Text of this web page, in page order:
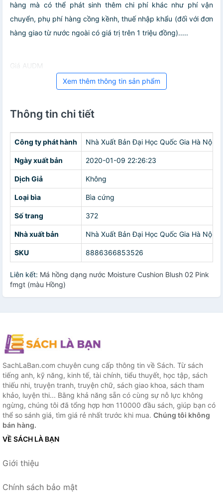
hàng mà có thể phát sinh thêm chi phí khác như phí vận
chuyển, phụ phí hàng cồng kềnh, thuế nhập khẩu (đối với đơn
hàng giao từ nước ngoài có giá trị trên 1 triệu đồng).....
Giá AUDM
Xem thêm thông tin sản phẩm
Thông tin chi tiết
Công ty phát hành Nhà Xuất Bản Đại Học Quốc Gia Hà Nội
Ngày xuất bản 2020-01-09 22:26:23
Dịch Giả Không
Loại bìa Bìa cứng
Số trang 372
Nhà xuất bản Nhà Xuất Bản Đại Học Quốc Gia Hà Nội
SKU 8886366853526
Liên kết: Má hồng dạng nước Moisture Cushion Blush 02 Pink
fmgt (màu Hồng)
SachLaBan.com chuyên cung cấp thông tin về Sách. Từ sách
tiếng anh, kỹ năng, kinh tế, tài chính, tiểu thuyết, học tập, sách
thiếu nhi, truyện tranh, truyện chữ, sách giao khoa, sách tham
khảo, luyện thi... Bằng khả năng sẵn có cùng sự nỗ lực không
ngừng, chúng tôi đã tổng hợp hơn 110000 đầu sách, giúp bạn có
thể so sánh giá, tìm giá rẻ nhất trước khi mua. Chúng tôi không
bán hàng.
VỀ SÁCH LÀ BẠN
Giới thiệu
Chính sách bảo mật